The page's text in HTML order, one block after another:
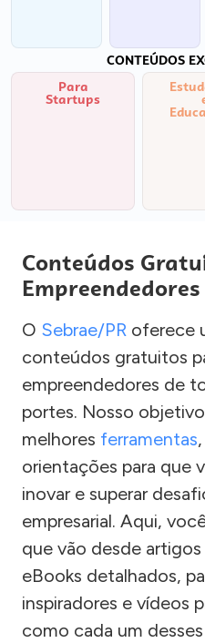
CONTEÚDOS
Para
Startups
Conteúdos
O Sebrae/PR oferece
conteúdos gratuitos
empreendedores de
portes. Nosso
melhores ferramentas
orientações para que
inovar e superar
empresarial. Aqui,
que vão desde
eBooks detalhados,
inspiradores e vídeos
como cada um